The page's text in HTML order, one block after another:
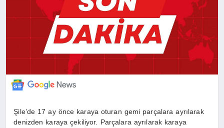
Şile’de 17 ay önce karaya oturan gemi parçalara ayrılarak
denizden karaya çekiliyor. Parçalara ayrılarak karaya